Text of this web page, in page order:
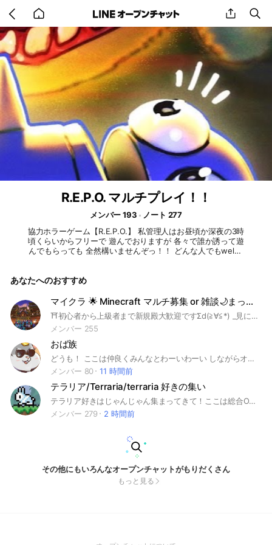
back
to
home
share
R.E.P.O. マルチプレイ！！
メンバー 193
ノート 277
協力ホラーゲーム【R.E.P.O.】 私管理人はお昼頃か深夜の3時
頃くらいからフリーで 遊んでおりますが 各々で誰か誘って遊
んでもらっても 全然構いませんぞっ！！ どんな人でもwelco
あなたへのおすすめ
マイクラ 🌟 Minecraft マルチ募集 or 雑談🌙まったり喫茶
⛩初心者から上級者まで新規殿大歓迎ですΣd(≧∀≦*) _見に来てくれてありがとう！ 🏮ここは皆で雑談やマイクラマルチ・日常生活を皆でより楽しく行くオプチャです！ 思い出作り、フレンド募集・マルチ募集・マルチサーバー参加等々気になる方は是非来てください！ -------❁ ❁ ❁ ------- 皆で協力し建国や生活していくサバイバルサーバーもあり皆で楽しく活動してたりもします！(≧∇≦)ゞ 詳しくはオプチャに入ってくれたら( ˶>ᴗ<˶) オプチャ内では30人鬼ごっこ・攻城戦等多種多様なイベントを 基本1〜2ヶ月毎に定期的に開いて行く方針です！ 皆で楽しみましょう！ᕕ( ᐛ )ᕗ 1つの本体に話が集中したら通知が凄いので、サブトークルームもいくつかあり通知が嫌な方でも安心して入れると思います！ (🌟マイクラ以外には、原神・スプラ・東方・Apex・プロセカなどが好きな人多くて人気です！) 🌙皆で協力し合って楽しんだり低浮上や人見知りな方でも 安心して馴染めて気軽に話せる様な優しく暖かいグループを目指してます！ マイクラやゲーム・日常・ネットライフを盛りあげていって居場所になれるようなオプチャであれるように築きあげていきたいですε٩(๑>ω<)۶з 〖タグ〗 #マイクラ #Minecraft #統合版マイクラ #マイクラマルチ #雑談 #ゲーム #原神 #東方 #スプラ #Apex #マイクラ雑談 #友達作り #思い出#マイクラサバイバル #建国サバイバル#マイクラ街作り #スイッチ版マイクラ #スマホ版マイクラ #ps4版マイクラ #ps5マイクラ#マイクラ建築 #マイクラ建国 #Switchマイクラ #Javaマイクラ #マイクラJava #マイクラサーバー
メンバー 255
おば族
どうも！ ここは仲良くみんなとわーいわーい しながらオーバーウォッチを楽しむ場所です！ 初心者さん……！是非来てください！ もうね……大っっ歓迎！ みんな爆発します(嬉しすぎて みんなで教えあいながら一緒に、うまくなりましょう！ ノートお願いしマッスル！ 男女問わずｯｯ 頭おかしいやつめっちゃいます！ ライブトークでもわいわいしちゃお！ #Switch #PS #PC #初心者 #中級者 #上級者 #超Enjoy
メンバー 80
11 時間前
テラリア/Terraria/terraria 好きの集い
テラリア好きはじゃんじゃん集まってきて！ここは総合OCなので、どんな機種もOK!(^○^) 情報提供⭕️マルチプレイ⭕️宣伝目的❌荒らし❌ #terraria #Terraria #テラリア
メンバー 279
2 時間前
その他にもいろんなオープンチャットがもりだくさん
もっと見る